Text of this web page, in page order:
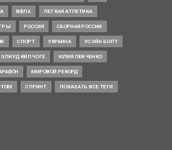
ВФЛА ЛЕГКАЯ АТЛЕТИКА
РОССИЯ СБОРНАЯ РОССИИ
СПОРТ УКРАИНА УСЭЙН БОЛТ
ЭЛИУД КИПЧОГЕ ЮЛИЯ ЛЕВЧЕНКО
МИРОВОЙ РЕКОРД
СПРИНТ ПОКАЗАТЬ ВСЕ ТЕГИ